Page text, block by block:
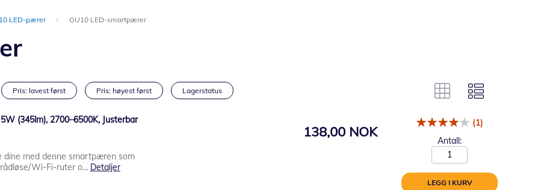
LED-pærer GU10 LED-smartpærer
Pris: lavest først Pris: høyest først Lagerstatus
(345lm), 2700–6500K, Justerbar
dine med denne smartpæren som
Wi-Fi-ruter o... Detaljer
138,00 NOK
(1)
Antall:
LEGG I KURV